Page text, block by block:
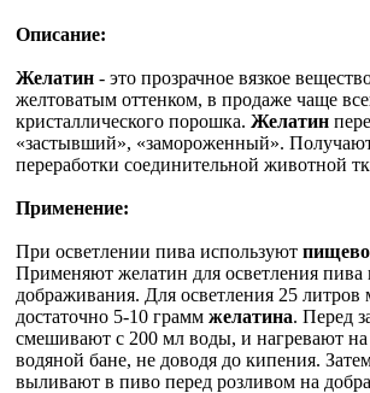
Описание:
Желатин - это прозрачное вязкое
желтоватым оттенком, в продаже чаще
кристаллического порошка. Желатин
«застывший», «замороженный».
переработки соединительной животной
Применение:
При осветлении пива используют
Применяют желатин для осветления пива
дображивания. Для осветления 25 литров
достаточно 5-10 грамм желатина. Перед
смешивают с 200 мл воды, и нагревают на
водяной бане, не доводя до кипения.
выливают в пиво перед розливом на